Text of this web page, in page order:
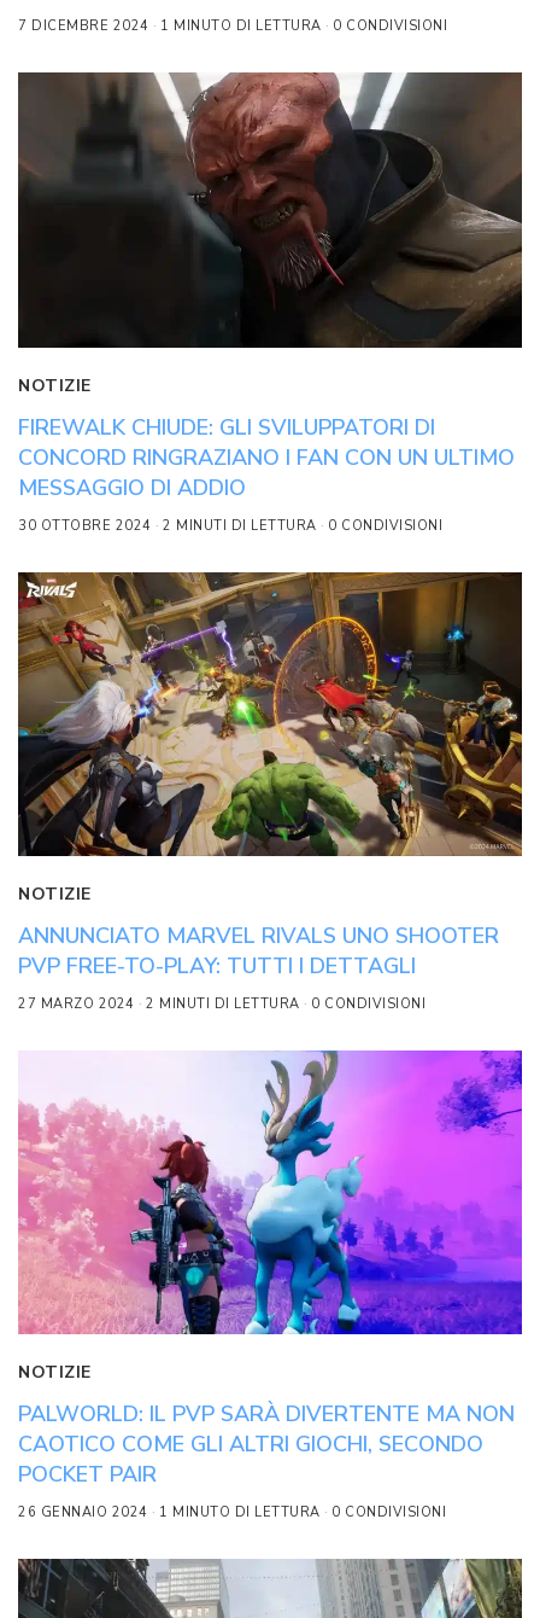
7 DICEMBRE 2024 1 MINUTO DI LETTURA 0 CONDIVISIONI
NOTIZIE
FIREWALK CHIUDE: GLI SVILUPPATORI DI
CONCORD RINGRAZIANO I FAN CON UN ULTIMO
MESSAGGIO DI ADDIO
30 OTTOBRE 2024 2 MINUTI DI LETTURA 0 CONDIVISIONI
NOTIZIE
ANNUNCIATO MARVEL RIVALS UNO SHOOTER
PVP FREE-TO-PLAY: TUTTI I DETTAGLI
27 MARZO 2024 2 MINUTI DI LETTURA 0 CONDIVISIONI
NOTIZIE
PALWORLD: IL PVP SARÀ DIVERTENTE MA NON
CAOTICO COME GLI ALTRI GIOCHI, SECONDO
POCKET PAIR
26 GENNAIO 2024 1 MINUTO DI LETTURA 0 CONDIVISIONI